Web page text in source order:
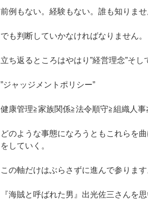
前例もない。経験もない。誰も知りませ
でも判断していかなければなりません。
立ち返るところはやはり”経営理念”そし
”ジャッジメントポリシー”
健康管理≧家族関係≧法令順守≧組織人
どのような事態になろうともこれらを
をしていく。
この軸だけはぶらさずに進んで参ります
『海賊と呼ばれた男』出光佐三さんを思